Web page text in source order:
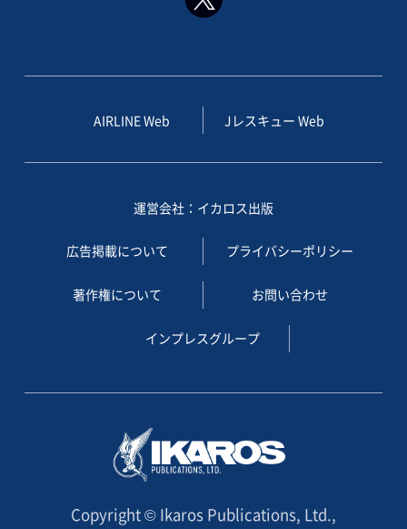
AIRLINE Web Jレスキュー Web
運営会社：イカロス出版
広告掲載について プライバシーポリシー
著作権について お問い合わせ
インプレスグループ
Copyright © Ikaros Publications, Ltd.,